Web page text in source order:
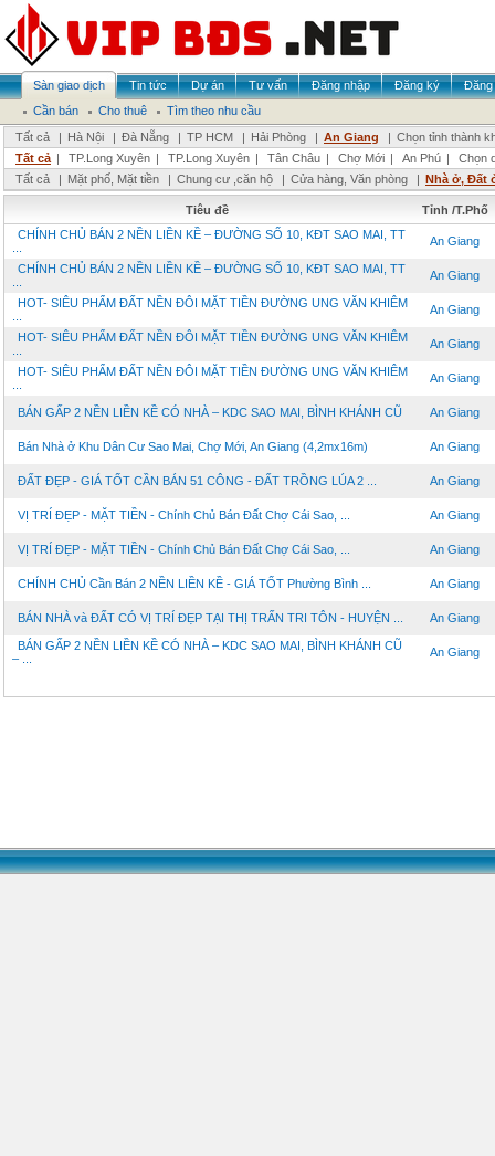
Sàn giao dịch Tin tức Dự án Tư vấn Đăng nhập Đăng ký
Đăng
Cần bán
Cho thuê
Tìm theo nhu cầu
Tất cả
| Hà Nội | Đà Nẵng | TP HCM | Hải Phòng | An Giang | Chọn tỉnh thành
Tất cả | TP.Long Xuyên | TP.Long Xuyên | Tân Châu | Chợ Mới | An Phú |
Chọn
Tất cả
| Mặt phố, Mặt tiền | Chung cư ,căn hộ | Cửa hàng, Văn phòng | Nhà ở, Đất
Tiêu đề
Tỉnh /T.Phố
CHÍNH CHỦ BÁN 2 NỀN LIỀN KỀ – ĐƯỜNG SỐ 10, KĐT SAO MAI, TT
An Giang
CHÍNH CHỦ BÁN 2 NỀN LIỀN KỀ – ĐƯỜNG SỐ 10, KĐT SAO MAI, TT
An Giang
HOT- SIÊU PHẨM ĐẤT NỀN ĐÔI MẶT TIỀN ĐƯỜNG UNG VĂN KHIÊM
An Giang
HOT- SIÊU PHẨM ĐẤT NỀN ĐÔI MẶT TIỀN ĐƯỜNG UNG VĂN KHIÊM
An Giang
HOT- SIÊU PHẨM ĐẤT NỀN ĐÔI MẶT TIỀN ĐƯỜNG UNG VĂN KHIÊM
An Giang
BÁN GẤP 2 NỀN LIỀN KỀ CÓ NHÀ – KDC SAO MAI, BÌNH KHÁNH CŨ An Giang
Bán Nhà ở Khu Dân Cư Sao Mai, Chợ Mới, An Giang (4,2mx16m) An Giang
ĐẤT ĐẸP - GIÁ TỐT CẦN BÁN 51 CÔNG - ĐẤT TRỒNG LÚA 2 ... An Giang
VỊ TRÍ ĐẸP - MẶT TIỀN - Chính Chủ Bán Đất Chợ Cái Sao, ... An Giang
VỊ TRÍ ĐẸP - MẶT TIỀN - Chính Chủ Bán Đất Chợ Cái Sao, ... An Giang
CHÍNH CHỦ Cần Bán 2 NỀN LIỀN KỀ - GIÁ TỐT Phường Bình ... An Giang
BÁN NHÀ và ĐẤT CÓ VỊ TRÍ ĐẸP TẠI THỊ TRẤN TRI TÔN - HUYỆN ... An Giang
BÁN GẤP 2 NỀN LIỀN KỀ CÓ NHÀ – KDC SAO MAI, BÌNH KHÁNH CŨ
– ...
An Giang